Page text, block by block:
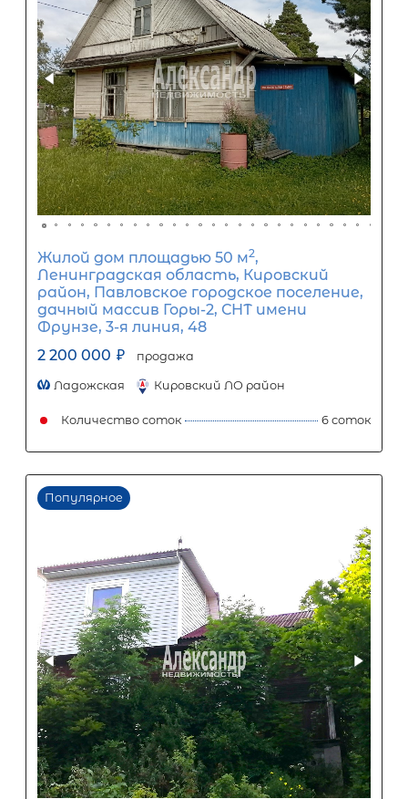
ООО «АЛЕКСАНДР-НЕДВИЖИМОСТЬ» не является кредитной
организацией. Кредит предоставляется банками-
носит информационный характер и не является
точного расчета платежей по кредиту и предоставления
об условиях кредитования обратитесь к менеджерам нашей
(Санкт-Петербург ул. Боткинская д. 15 тел. +7(812) 200-4000 )